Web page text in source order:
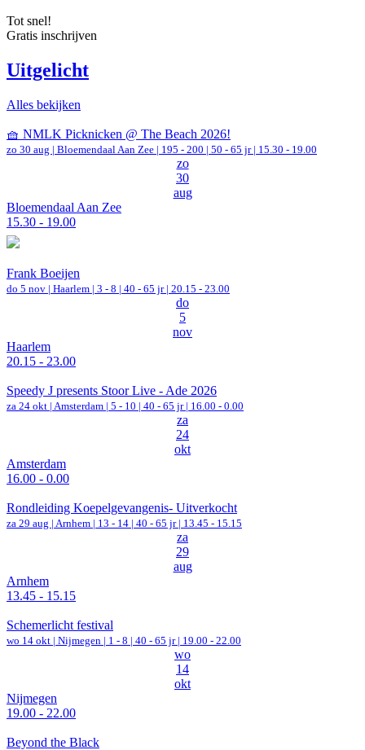
Tot snel!
Gratis inschrijven
Uitgelicht
Alles bekijken
🧺 NMLK Picknicken @ The Beach 2026!
zo 30 aug | Bloemendaal Aan Zee | 195 - 200 | 50 - 65 jr | 15.30 - 19.00
zo
30
aug
Bloemendaal Aan Zee
15.30 - 19.00
Frank Boeijen
do 5 nov | Haarlem | 3 - 8 | 40 - 65 jr | 20.15 - 23.00
do
5
nov
Haarlem
20.15 - 23.00
Speedy J presents Stoor Live - Ade 2026
za 24 okt | Amsterdam | 5 - 10 | 40 - 65 jr | 16.00 - 0.00
za
24
okt
Amsterdam
16.00 - 0.00
Rondleiding Koepelgevangenis- Uitverkocht
za 29 aug | Arnhem | 13 - 14 | 40 - 65 jr | 13.45 - 15.15
za
29
aug
Arnhem
13.45 - 15.15
Schemerlicht festival
wo 14 okt | Nijmegen | 1 - 8 | 40 - 65 jr | 19.00 - 22.00
wo
14
okt
Nijmegen
19.00 - 22.00
Beyond the Black